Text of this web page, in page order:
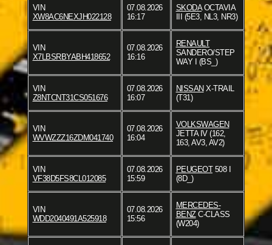
VIN
XW8AC6NEXJH022128
07.08.2026
16:17
SKODAOCTAVIA
III (5E3, NL3, NR3)
VIN
X7LBSRBYABH418652
07.08.2026
16:16
RENAULT
SANDERO/STEP
WAY I (BS_)
VIN
Z8NTCNT31CS051676
07.08.2026
16:07
NISSAN X-TRAIL
(T31)
VIN
WVWZZZ16ZDM041740
07.08.2026
16:04
VOLKSWAGEN
JETTA IV (162,
163, AV3, AV2)
VIN
VF38D5FS8CL012085
07.08.2026
15:59
PEUGEOT508 I
(8D_)
VIN
WDD2040491A525918
07.08.2026
15:56
MERCEDES-
BENZC-CLASS
(W204)